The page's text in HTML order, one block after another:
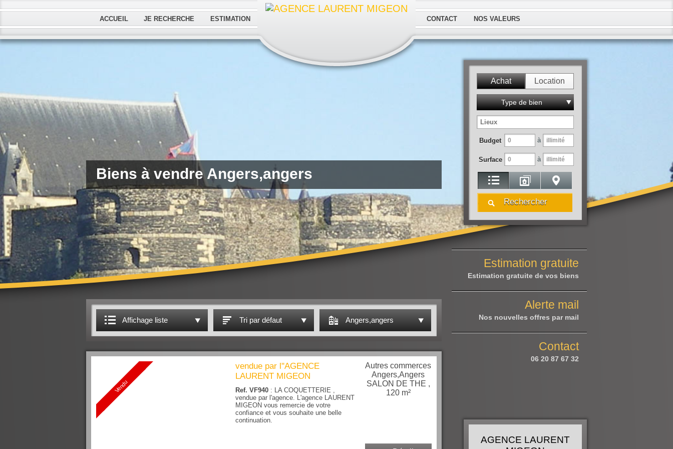
ACCUEIL JE RECHERCHE ESTIMATION CONTACT NOS VALEURS
Achat Location
Type de bien
Budget à
Surface à
Estimation gratuite
Estimation gratuite de vos biens
Alerte mail
Nos nouvelles offres par mail
Contact
06 20 87 67 32
AGENCE LAURENT
Biens à vendre Angers,angers
Affichage liste Tri par défaut Angers,angers
Vendu
vendue par l''AGENCE
LAURENT MIGEON
Ref. VF940 : LA COQUETTERIE ,
vendue par l'agence. L'agence LAURENT
MIGEON vous remercie de votre
confiance et vous souhaite une belle
continuation.
Autres commerces
Angers,Angers
SALON DE THE ,
120 m²